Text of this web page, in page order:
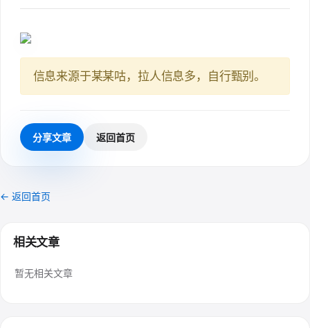
信息来源于某某咕，拉人信息多，自行甄别。
分享文章 返回首页
← 返回首页
相关文章
暂无相关文章